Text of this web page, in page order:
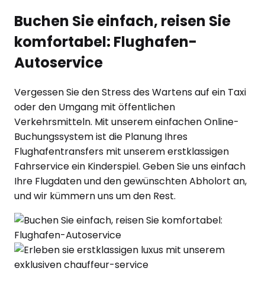
Buchen Sie einfach, reisen Sie
komfortabel: Flughafen-
Autoservice
Vergessen Sie den Stress des Wartens auf ein Taxi
oder den Umgang mit öffentlichen
Verkehrsmitteln. Mit unserem einfachen Online-
Buchungssystem ist die Planung Ihres
Flughafentransfers mit unserem erstklassigen
Fahrservice ein Kinderspiel. Geben Sie uns einfach
Ihre Flugdaten und den gewünschten Abholort an,
und wir kümmern uns um den Rest.